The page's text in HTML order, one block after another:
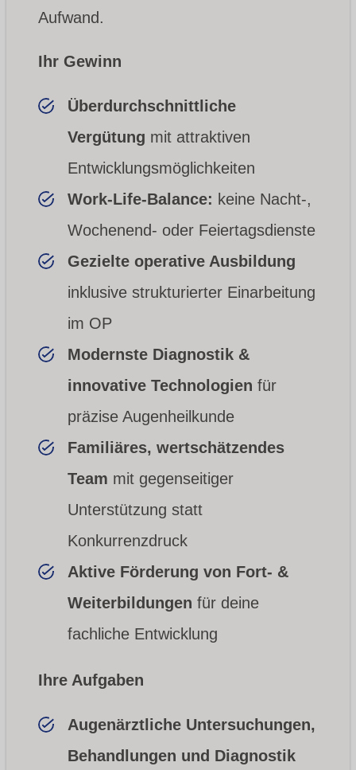
Aufwand.
Ihr Gewinn
Überdurchschnittliche
Vergütung mit attraktiven
Entwicklungsmöglichkeiten
Work-Life-Balance: keine Nacht-,
Wochenend- oder Feiertagsdienste
Gezielte operative Ausbildung
inklusive strukturierter Einarbeitung
im OP
Modernste Diagnostik &
innovative Technologien für
präzise Augenheilkunde
Familiäres, wertschätzendes
Team mit gegenseitiger
Unterstützung statt
Konkurrenzdruck
Aktive Förderung von Fort- &
Weiterbildungen für deine
fachliche Entwicklung
Ihre Aufgaben
Augenärztliche Untersuchungen,
Behandlungen und Diagnostik